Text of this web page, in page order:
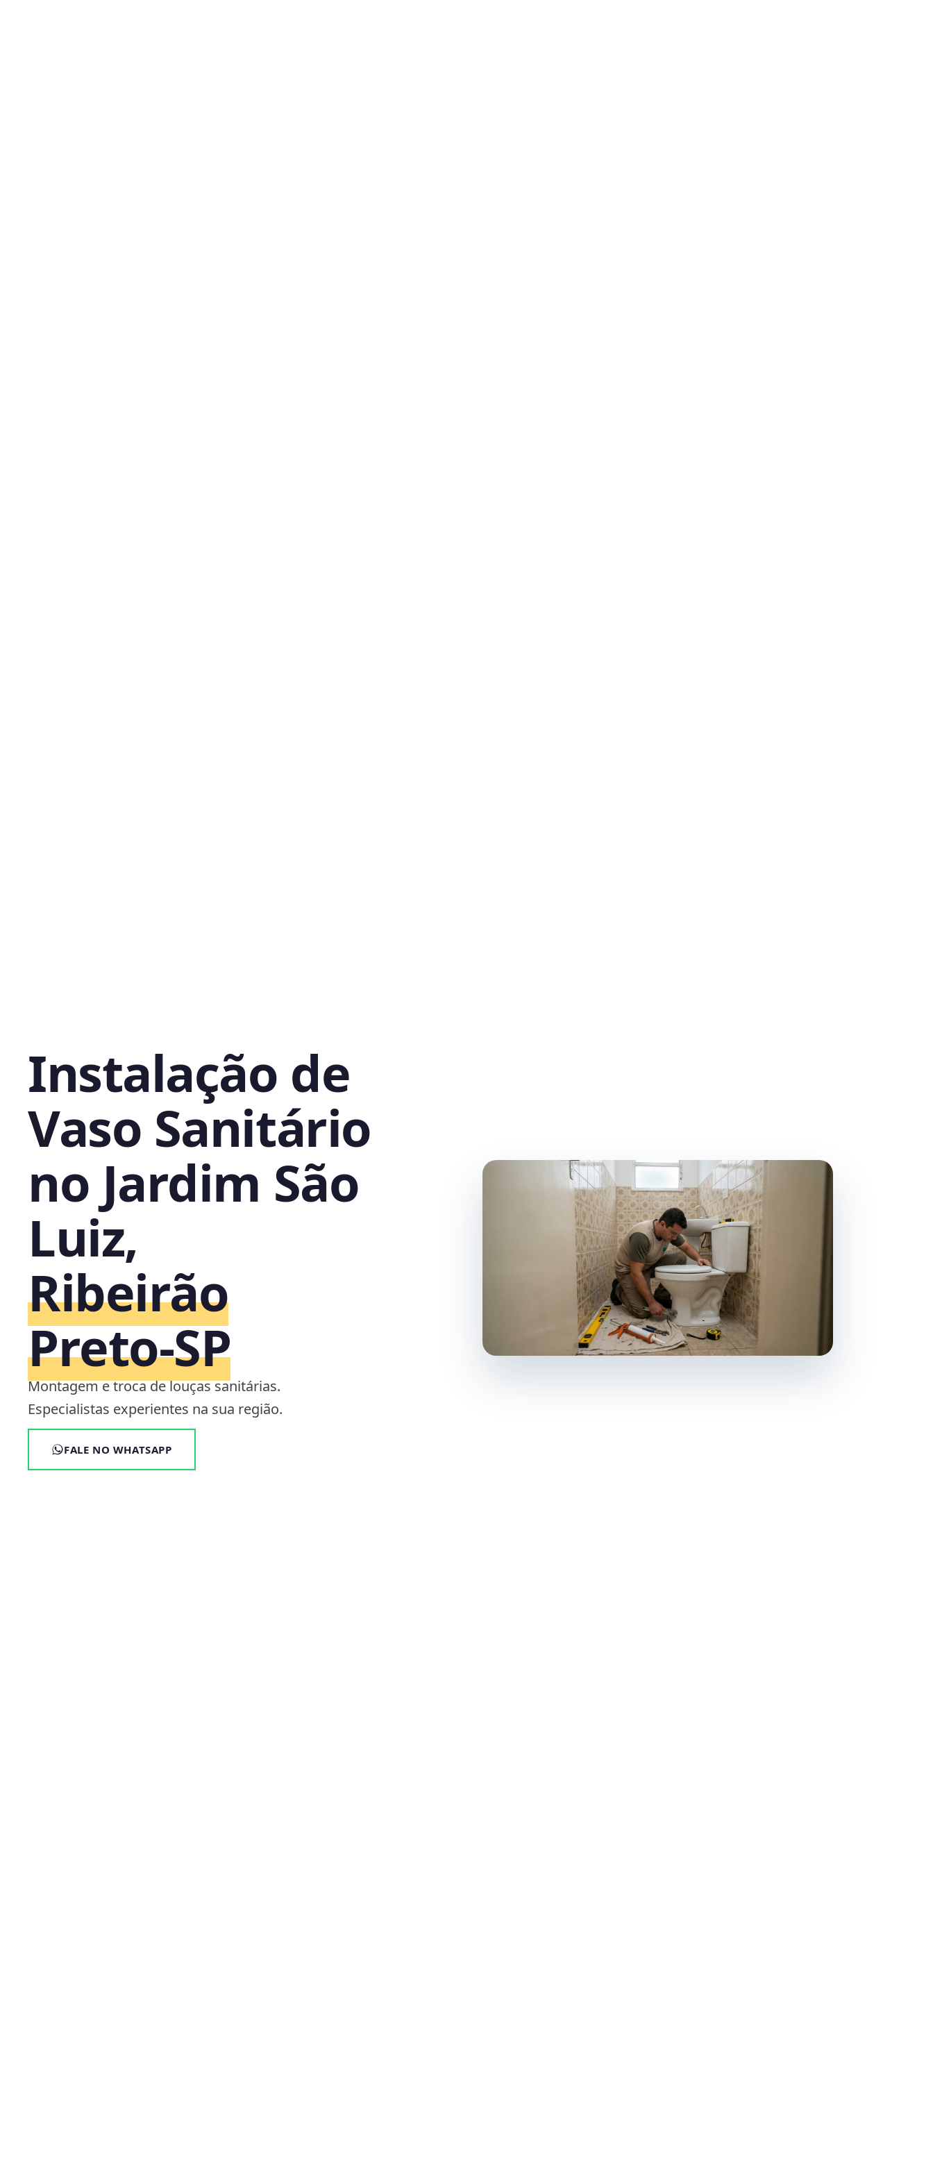
Instalação de
Vaso Sanitário
no Jardim São
Luiz,
Ribeirão
Preto‑SP
Montagem e troca de louças sanitárias.
Especialistas experientes na sua região.
FALE NO WHATSAPP